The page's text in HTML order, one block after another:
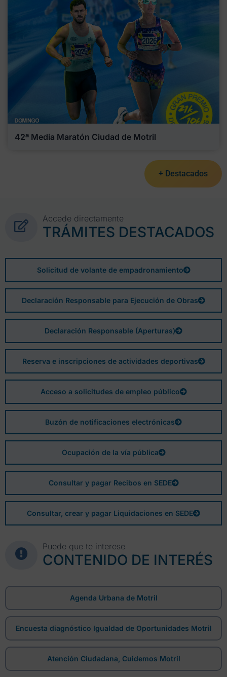
42ª Media Maratón Ciudad de Motril
+ Destacados
Accede directamente
TRÁMITES DESTACADOS
Solicitud de volante de empadronamiento
Declaración Responsable para Ejecución de Obras
Declaración Responsable (Aperturas)
Reserva e inscripciones de actividades deportivas
Acceso a solicitudes de empleo público
Buzón de notificaciones electrónicas
Ocupación de la vía pública
Consultar y pagar Recibos en SEDE
Consultar, crear y pagar Liquidaciones en SEDE
Puede que te interese
CONTENIDO DE INTERÉS
Agenda Urbana de Motril
Encuesta diagnóstico Igualdad de Oportunidades Motril
Atención Ciudadana, Cuidemos Motril